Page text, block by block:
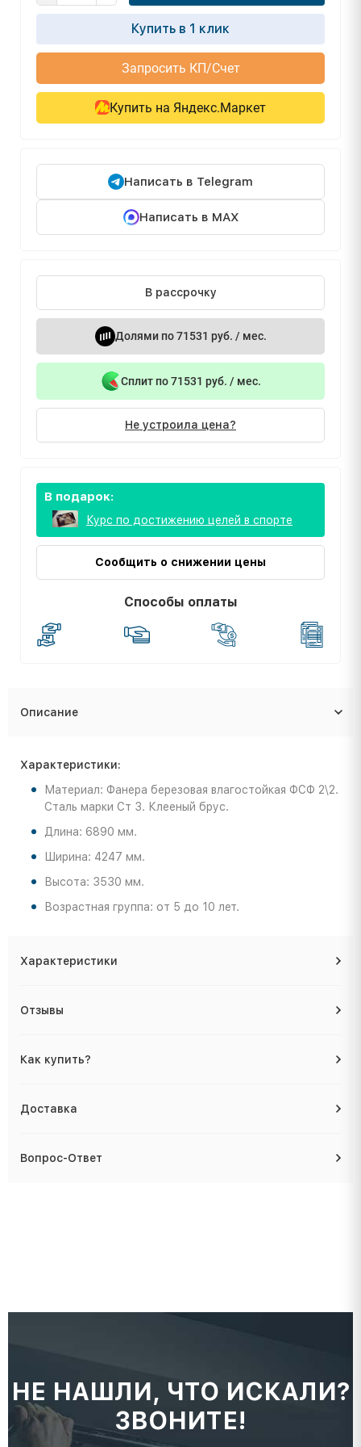
Купить в 1 клик
Запросить КП/Счет
Купить на Яндекс.Маркет
Написать в Telegram
Написать в MAX
В рассрочку
Долями по 71531 руб. / мес.
Сплит по 71531 руб. / мес.
Не устроила цена?
В подарок:
Курс по достижению целей в спорте
Сообщить о снижении цены
Способы оплаты
Описание
Характеристики:
Материал: Фанера березовая влагостойкая ФСФ 2\2.
Сталь марки Ст 3. Клееный брус.
Длина: 6890 мм.
Ширина: 4247 мм.
Высота: 3530 мм.
Возрастная группа: от 5 до 10 лет.
Характеристики
Отзывы
Как купить?
Доставка
Вопрос-Ответ
НЕ НАШЛИ, ЧТО ИСКАЛИ?
ЗВОНИТЕ!